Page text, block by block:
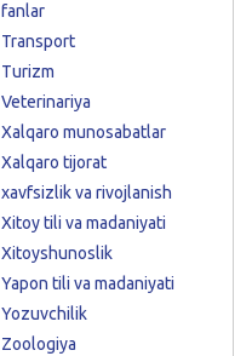
fanlar
Transport
Turizm
Veterinariya
Xalqaro munosabatlar
Xalqaro tijorat
xavfsizlik va rivojlanish
Xitoy tili va madaniyati
Xitoyshunoslik
Yapon tili va madaniyati
Yozuvchilik
Zoologiya